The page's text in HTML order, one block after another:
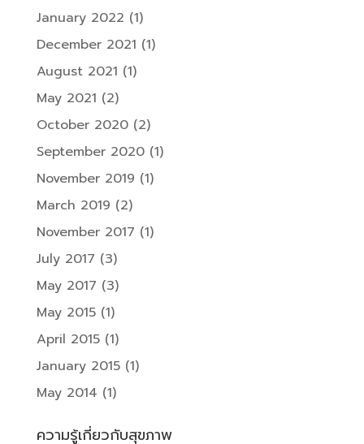
January 2022 (1)
December 2021 (1)
August 2021 (1)
May 2021 (2)
October 2020(2)
September 2020(1)
November 2019 (1)
March 2019 (2)
November 2017 (1)
July 2017 (3)
May 2017 (3)
May 2015(1)
April 2015(1)
January 2015(1)
May 2014 (1)
ความรู้เกี่ยวกับสุขภาพ